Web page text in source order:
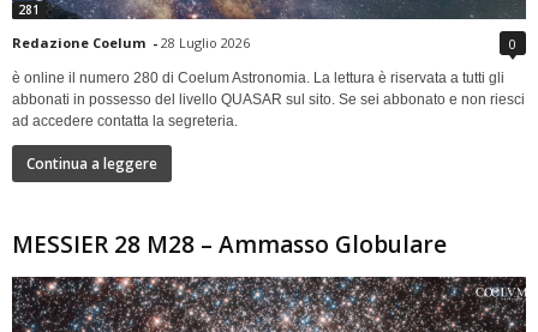
281
Redazione Coelum - 28 Luglio 2026 0
è online il numero 280 di Coelum Astronomia. La lettura è riservata a tutti gli
abbonati in possesso del livello QUASAR sul sito. Se sei abbonato e non riesci
ad accedere contatta la segreteria.
Continua a leggere
MESSIER 28 M28 – Ammasso Globulare